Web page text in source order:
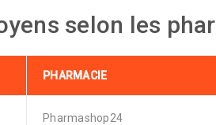
selon les
PHARMACIE
Pharmashop24